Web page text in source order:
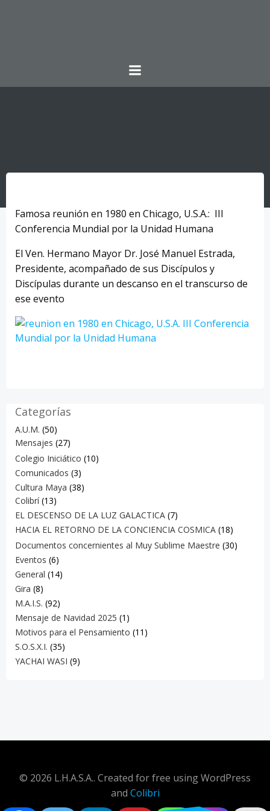
Famosa reunión en 1980 en Chicago, U.S.A.: III
Conferencia Mundial por la Unidad Humana
El Ven. Hermano Mayor Dr. José Manuel Estrada,
Presidente, acompañado de sus Discípulos y
Discípulas durante un descanso en el transcurso de
ese evento
Categorías
A.U.M. (50)
Mensajes (27)
Colegio Iniciático (10)
Comunicados (3)
Cultura Maya (38)
Colibrí(13)
EL DESCENSO DE LA LUZ GALACTICA (7)
HACIA EL RETORNO DE LA CONCIENCIA COSMICA (18)
Documentos concernientes al Muy Sublime Maestre (30)
Eventos (6)
General (14)
Gira (8)
M.A.I.S. (92)
Mensaje de Navidad 2025 (1)
Motivos para el Pensamiento (11)
S.O.S.X.I. (35)
YACHAI WASI (9)
© 2026 L.H.A.S.A.. Created for free using WordPress
and Colibri